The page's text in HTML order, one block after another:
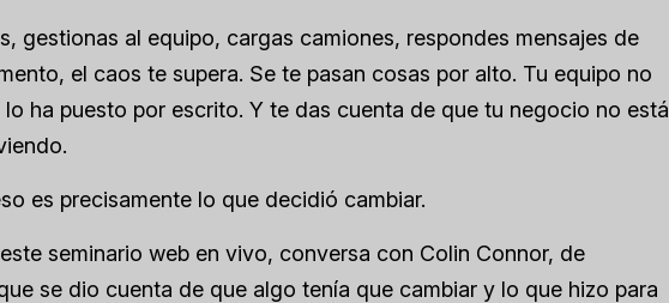
gestionas al equipo, cargas camiones, respondes mensajes de
el caos te supera. Se te pasan cosas por alto. Tu equipo no
ha puesto por escrito. Y te das cuenta de que tu negocio no está
es precisamente lo que decidió cambiar.
seminario web en vivo, conversa con Colin Connor, de
se dio cuenta de que algo tenía que cambiar y lo que hizo para